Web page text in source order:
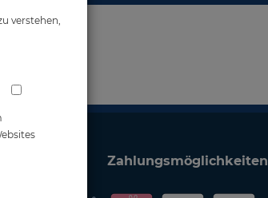
Zahlungsmöglichkeiten
verstehen,